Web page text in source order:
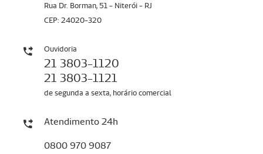
Rua Dr. Borman, 51 - Niterói - RJ
CEP: 24020-320
Ouvidoria
21 3803-1120
21 3803-1121
de segunda a sexta, horário comercial
Atendimento 24h
0800 970 9087